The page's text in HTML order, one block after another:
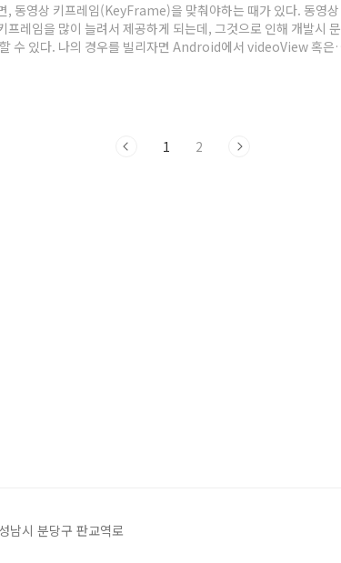
, 동영상 키프레임(KeyFrame)을 맞춰야하는 때가 있다. 동영상
프레임을 많이 늘려서 제공하게 되는데, 그것으로 인해 개발시 문
수 있다. 나의 경우를 빌리자면 Android에서 videoView 혹은
찾아서 해당 키프레임으로 이동시켜주는 것이다. 정확하게 내가
1 2
시 분당구 판교역로